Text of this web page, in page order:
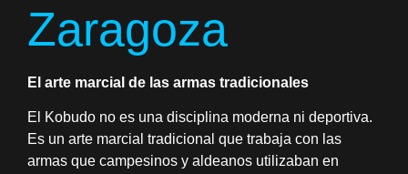
Zaragoza
El arte marcial de las armas tradicionales
El Kobudo no es una disciplina moderna ni deportiva.
Es un arte marcial tradicional que trabaja con las
armas que campesinos y aldeanos utilizaban en